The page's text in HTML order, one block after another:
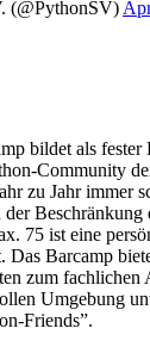
(@PythonSV)
bildet als fester
Community
zu Jahr immer
Beschränkung
75 ist eine
Das Barcamp
zum fachlichen
Umgebung
Friends”.